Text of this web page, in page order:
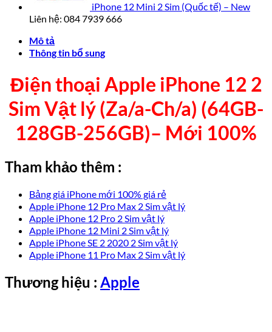
iPhone 12 Mini 2 Sim (Quốc tế) – New
Liên hệ: 084 7939 666
Mô tả
Thông tin bổ sung
Điện thoại Apple iPhone 12 2
Sim Vật lý (Za/a-Ch/a) (64GB-
128GB-256GB)– Mới 100%
Tham khảo thêm :
Bảng giá iPhone mới 100% giá rẻ
Apple iPhone 12 Pro Max 2 Sim vật lý
Apple iPhone 12 Pro 2 Sim vật lý
Apple iPhone 12 Mini 2 Sim vật lý
Apple iPhone SE 2 2020 2 Sim vật lý
Apple iPhone 11 Pro Max 2 Sim vật lý
Thương hiệu : Apple